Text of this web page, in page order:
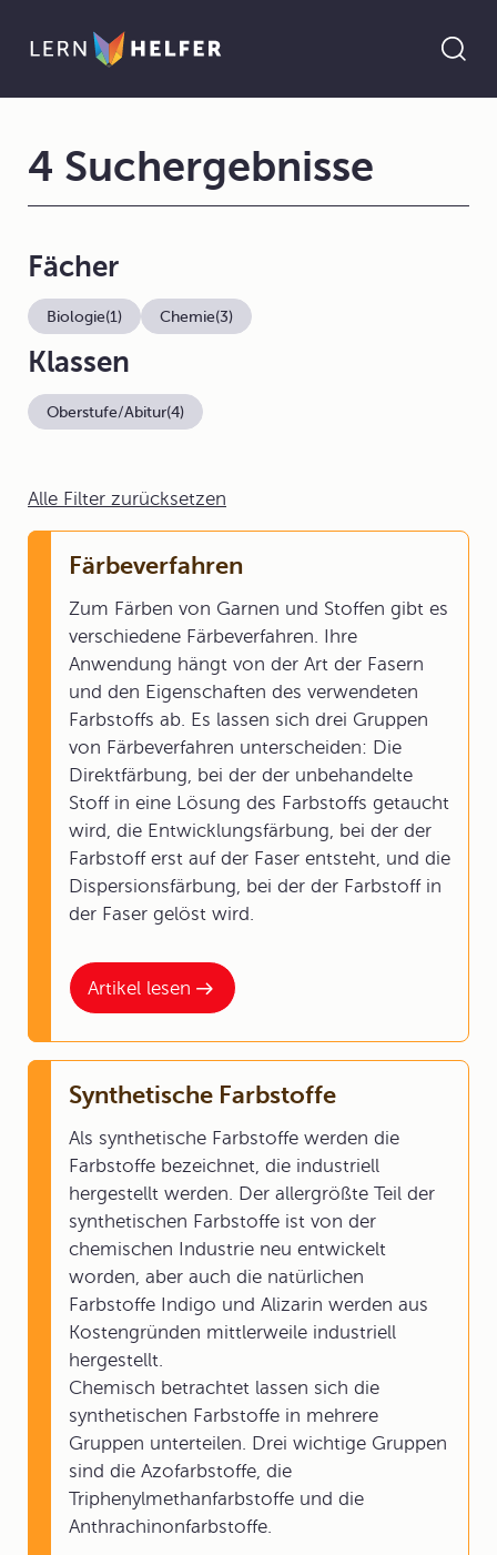
Alle Filter zurücksetzen
Artikel lesen
Färbeverfahren
Zum Färben von Garnen und Stoffen gibt es
verschiedene Färbeverfahren. Ihre
Anwendung hängt von der Art der Fasern
und den Eigenschaften des verwendeten
Farbstoffs ab. Es lassen sich drei Gruppen
von Färbeverfahren unterscheiden: Die
Direktfärbung, bei der der unbehandelte
Stoff in eine Lösung des Farbstoffs getaucht
wird, die Entwicklungsfärbung, bei der der
Farbstoff erst auf der Faser entsteht, und die
Dispersionsfärbung, bei der der Farbstoff in
der Faser gelöst wird.
Synthetische Farbstoffe
Als synthetische Farbstoffe werden die
Farbstoffe bezeichnet, die industriell
hergestellt werden. Der allergrößte Teil der
synthetischen Farbstoffe ist von der
chemischen Industrie neu entwickelt
worden, aber auch die natürlichen
Farbstoffe Indigo und Alizarin werden aus
Kostengründen mittlerweile industriell
hergestellt.
Chemisch betrachtet lassen sich die
synthetischen Farbstoffe in mehrere
Gruppen unterteilen. Drei wichtige Gruppen
sind die Azofarbstoffe, die
Triphenylmethanfarbstoffe und die
Anthrachinonfarbstoffe.
4 Suchergebnisse
Fächer
Biologie(1) Chemie(3)
Klassen
Oberstufe/Abitur(4)